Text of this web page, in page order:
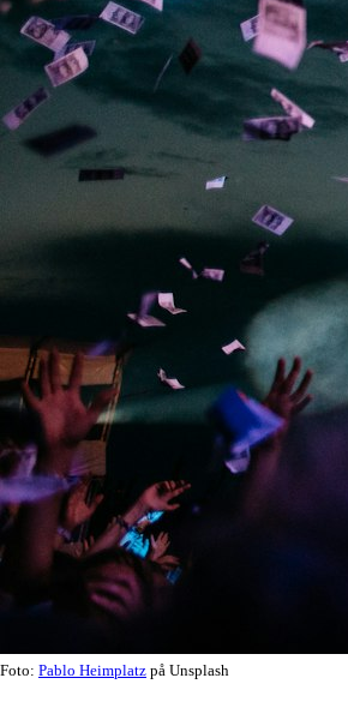
Foto: Pablo Heimplatz på Unsplash